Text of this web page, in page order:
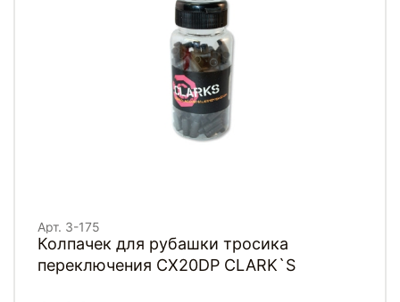
Арт. 3-175
Колпачек для рубашки тросика
переключения CX20DP СLARK`S